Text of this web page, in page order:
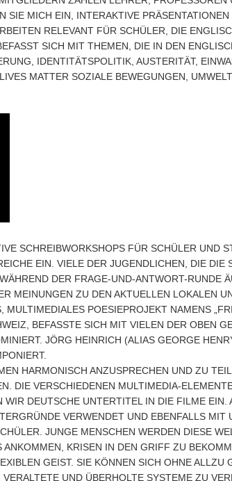
SIE MICH EIN, INTERAKTIVE
RELEVANT FÜR SCHÜLER, DIE
SICH MIT THEMEN, DIE IN DEN
IDENTITÄTSPOLITIK, AUSTERITÄT,
MATTER SOZIALE BEWEGUNGEN,
SCHREIBWORKSHOPS FÜR SCHÜLER UND
EIN. VIELE DER JUGENDLICHEN, DIE DIE
DER FRAGE-UND-ANTWORT-RUNDE
ZU DEN AKTUELLEN LOKALEN
MULTIMEDIALES POESIEPROJEKT NAMENS
BEFASSTE SICH MIT VIELEN DER OBEN
JÖRG HEINRICH (ALIAS GEORGE
HARMONISCH ANZUSPRECHEN UND ZU
DIE VERSCHIEDENEN MULTIMEDIA-
DEUTSCHE UNTERTITEL IN DIE FILME EIN.
VERWENDET UND EBENFALLS MIT
JUNGE MENSCHEN WERDEN DIESE
KRISEN IN DEN GRIFF ZU
GEIST. SIE KÖNNEN SICH OHNE ALLZU
UND ÜBERHOLTE SYSTEME ZU